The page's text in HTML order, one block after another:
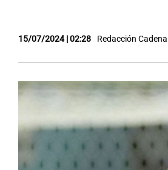
15/07/2024 | 02:28 Redacción